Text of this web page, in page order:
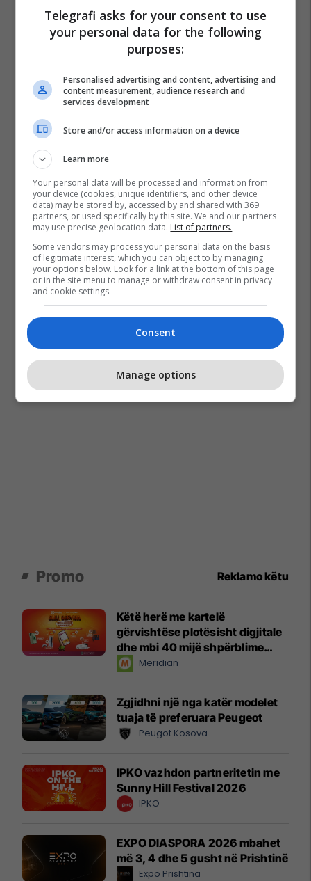
Vushtrria Lokale Ujesjellësi
Promo Reklamo këtu
Këtë herë me kartelë
gërvishtëse plotësisht digjitale
dhe mbi 40 mijë shpërblime
instant!Meridian
Zgjidhni një nga katër modelet
tuaja të preferuara Peugeot
Peugot Kosova
IPKO vazhdon partneritetin me
Sunny Hill Festival 2026
IPKO
EXPO DIASPORA 2026 mbahet
më 3, 4 dhe 5 gusht në Prishtinë
Expo Prishtina
Telegrafi asks for your consent to use
your personal data for the following
purposes:
Personalised advertising and content, advertising and
content measurement, audience research and
services development
Store and/or access information on a device
Learn more
Your personal data will be processed and information from
your device (cookies, unique identifiers, and other device
data) may be stored by, accessed by and shared with 369
partners, or used specifically by this site. We and our partners
may use precise geolocation data. List of partners.
Some vendors may process your personal data on the basis
of legitimate interest, which you can object to by managing
your options below. Look for a link at the bottom of this page
or in the site menu to manage or withdraw consent in privacy
and cookie settings.
Consent
Manage options